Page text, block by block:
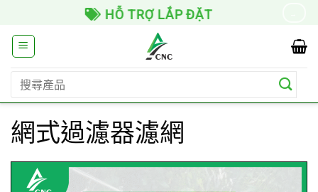
content
HỖ TRỢ LẮP ĐẶT
鍵
字:
網式過濾器濾網